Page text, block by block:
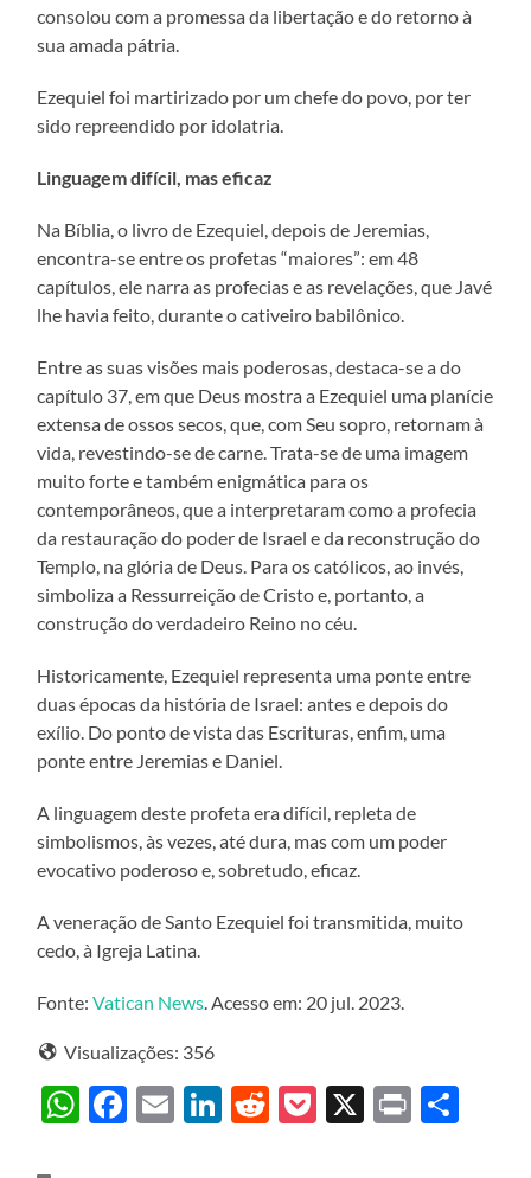
consolou com a promessa da libertação e do retorno à
sua amada pátria.
Ezequiel foi martirizado por um chefe do povo, por ter
sido repreendido por idolatria.
Linguagem difícil, mas eficaz
Na Bíblia, o livro de Ezequiel, depois de Jeremias,
encontra-se entre os profetas “maiores”: em 48
capítulos, ele narra as profecias e as revelações, que Javé
lhe havia feito, durante o cativeiro babilônico.
Entre as suas visões mais poderosas, destaca-se a do
capítulo 37, em que Deus mostra a Ezequiel uma planície
extensa de ossos secos, que, com Seu sopro, retornam à
vida, revestindo-se de carne. Trata-se de uma imagem
muito forte e também enigmática para os
contemporâneos, que a interpretaram como a profecia
da restauração do poder de Israel e da reconstrução do
Templo, na glória de Deus. Para os católicos, ao invés,
simboliza a Ressurreição de Cristo e, portanto, a
construção do verdadeiro Reino no céu.
Historicamente, Ezequiel representa uma ponte entre
duas épocas da história de Israel: antes e depois do
exílio. Do ponto de vista das Escrituras, enfim, uma
ponte entre Jeremias e Daniel.
A linguagem deste profeta era difícil, repleta de
simbolismos, às vezes, até dura, mas com um poder
evocativo poderoso e, sobretudo, eficaz.
A veneração de Santo Ezequiel foi transmitida, muito
cedo, à Igreja Latina.
Fonte:Vatican News . Acesso em: 20 jul. 2023.
Visualizações: 356
WhatsApp
Facebook
EmailLinkedIn
Reddit
Pocket
X Print